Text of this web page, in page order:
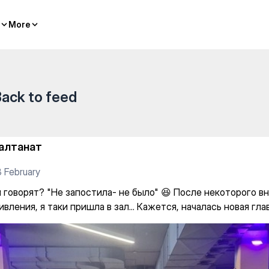
More
More— Individual classes
to feed
February
говорят? "Не запостила- не было" 😆 После некоторого
я таки пришла в зал... Кажется, началась новая